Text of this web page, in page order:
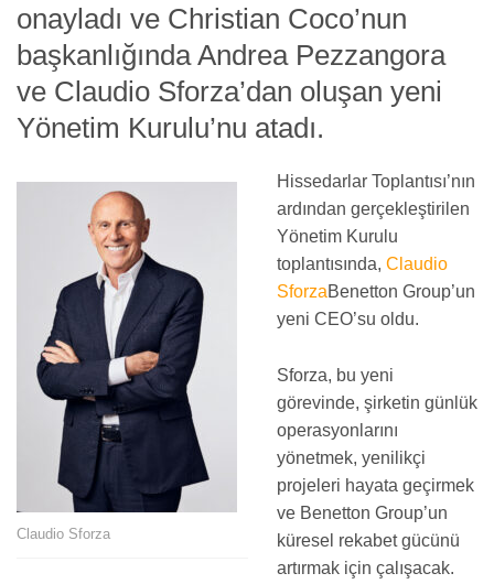
onayladı ve Christian Coco’nun
başkanlığında Andrea Pezzangora
ve Claudio Sforza’dan oluşan yeni
Yönetim Kurulu’nu atadı.
Claudio Sforza
Hissedarlar Toplantısı’nın
ardından gerçekleştirilen
Yönetim Kurulu
toplantısında, Claudio
SforzaBenetton Group’un
yeni CEO’su oldu.
Sforza, bu yeni
görevinde, şirketin günlük
operasyonlarını
yönetmek, yenilikçi
projeleri hayata geçirmek
ve Benetton Group’un
küresel rekabet gücünü
artırmak için çalışacak.